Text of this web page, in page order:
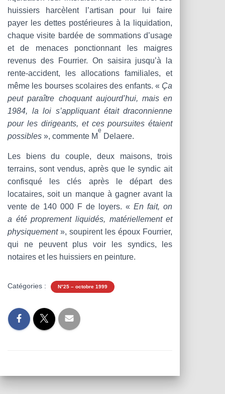
huissiers harcèlent l’artisan pour lui faire
payer les dettes postérieures à la liquidation,
chaque visite bardée de sommations d’usage
et de menaces ponctionnant les maigres
revenus des Fourrier. On saisira jusqu’à la
rente-accident, les allocations familiales, et
même les bourses scolaires des enfants. « Ça
peut paraître choquant aujourd’hui, mais en
1984, la loi s’appliquant était draconnienne
pour les dirigeants, et ces poursuites étaient
possibles », commente M
e
Delaere.
Les biens du couple, deux maisons, trois
terrains, sont vendus, après que le syndic ait
confisqué les clés après le départ des
locataires, soit un manque à gagner avant la
vente de 140 000 F de loyers. «En fait, on
a été proprement liquidés, matériellement et
physiquement», soupirent les époux Fourrier,
qui ne peuvent plus voir les syndics, les
notaires et les huissiers en peinture.
Catégories : N°25 – octobre 1999